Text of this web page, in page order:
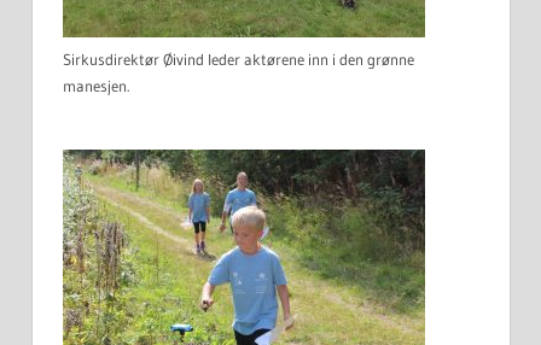
Sirkusdirektør Øivind leder aktørene inn i den grønne
manesjen.